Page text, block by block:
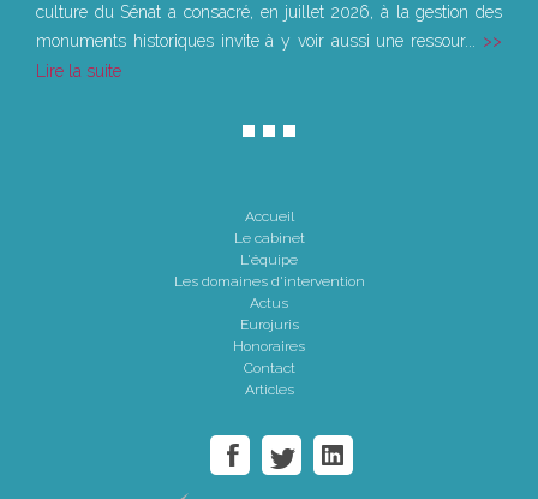
culture du Sénat a consacré, en juillet 2026, à la gestion des
monuments historiques invite à y voir aussi une ressour...
Lire la suite
Accueil
Le cabinet
L'équipe
Les domaines d'intervention
Actus
Eurojuris
Honoraires
Contact
Articles